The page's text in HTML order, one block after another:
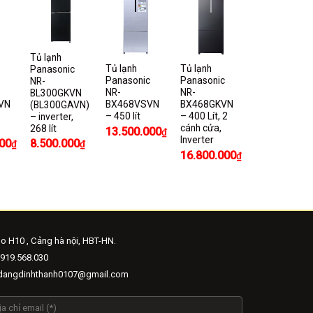
₫
Tủ lạnh
Panasonic
NR-
BL300GKVN
(BL300GAVN)
– inverter,
268 lít
8.500.000₫
Tủ lạnh
Panasonic
NR-
BX468VSVN
– 450 lít
13.500.000₫
Tủ lạnh
Panasonic
NR-
BX468GKVN
– 400 Lít, 2
cánh cửa,
Inverter
16.800.000₫
H10 , Cảng hà nội, HBT-HN.